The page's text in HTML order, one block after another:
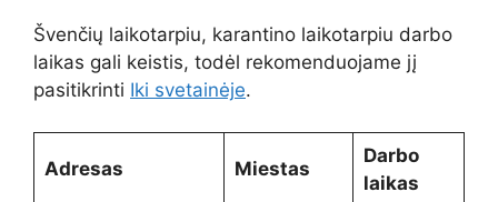
Švenčių laikotarpiu, karantino laikotarpiu darbo
laikas gali keistis, todėl rekomenduojame jį
pasitikrinti Iki svetainėje.
Adresas Miestas
Darbo
laikas